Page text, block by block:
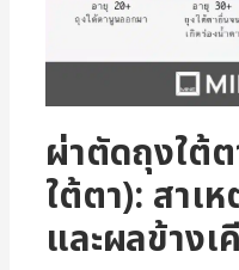
ผ่าตัดถุงใต้
ใต้ตา): สาเ
และผลข้างเ